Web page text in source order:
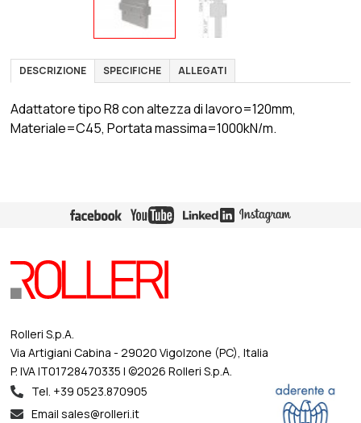
DESCRIZIONE SPECIFICHE ALLEGATI
Adattatore tipo R8 con altezza di lavoro=120mm,
Materiale=C45, Portata massima=1000kN/m.
Rolleri S.p.A.
Via Artigiani Cabina - 29020 Vigolzone (PC), Italia
P. IVA IT01728470335 | ©2026 Rolleri S.p.A.
Tel. +39 0523.870905
Email sales@rolleri.it